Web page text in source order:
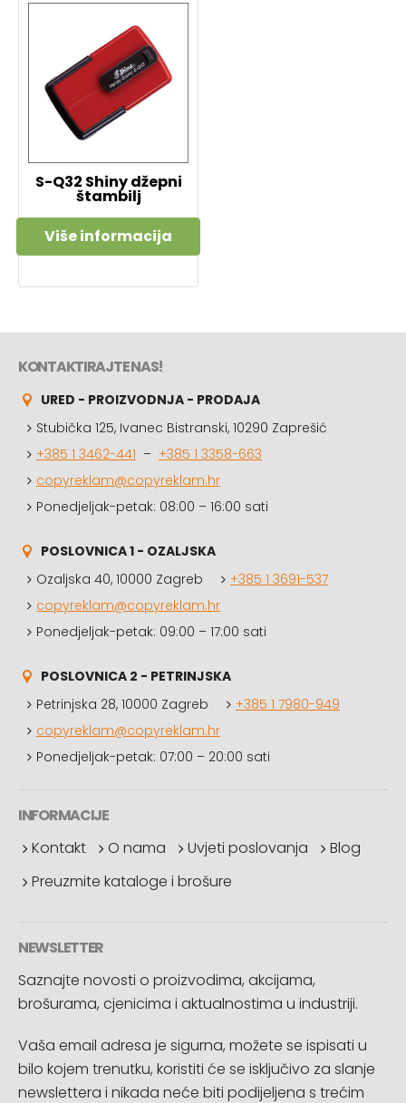
S-Q32 Shiny džepni
štambilj
Više informacija
KONTAKTIRAJTE NAS!
URED - PROIZVODNJA - PRODAJA
Stubička 125, Ivanec Bistranski, 10290 Zaprešić
+385 1 3462-441 – +385 1 3358-663
copyreklam@copyreklam.hr
Ponedjeljak-petak: 08:00 – 16:00 sati
POSLOVNICA 1 - OZALJSKA
Ozaljska 40, 10000 Zagreb
+385 1 3691-537
copyreklam@copyreklam.hr
Ponedjeljak-petak: 09:00 – 17:00 sati
POSLOVNICA 2 - PETRINJSKA
Petrinjska 28, 10000 Zagreb
+385 1 7980-949
copyreklam@copyreklam.hr
Ponedjeljak-petak: 07:00 – 20:00 sati
INFORMACIJE
Kontakt
O nama Uvjeti poslovanja
Blog
Preuzmite kataloge i brošure
NEWSLETTER
Saznajte novosti o proizvodima, akcijama,
brošurama, cjenicima i aktualnostima u industriji.
Vaša email adresa je sigurna, možete se ispisati u
bilo kojem trenutku, koristiti će se isključivo za slanje
newslettera i nikada neće biti podijeljena s trećim